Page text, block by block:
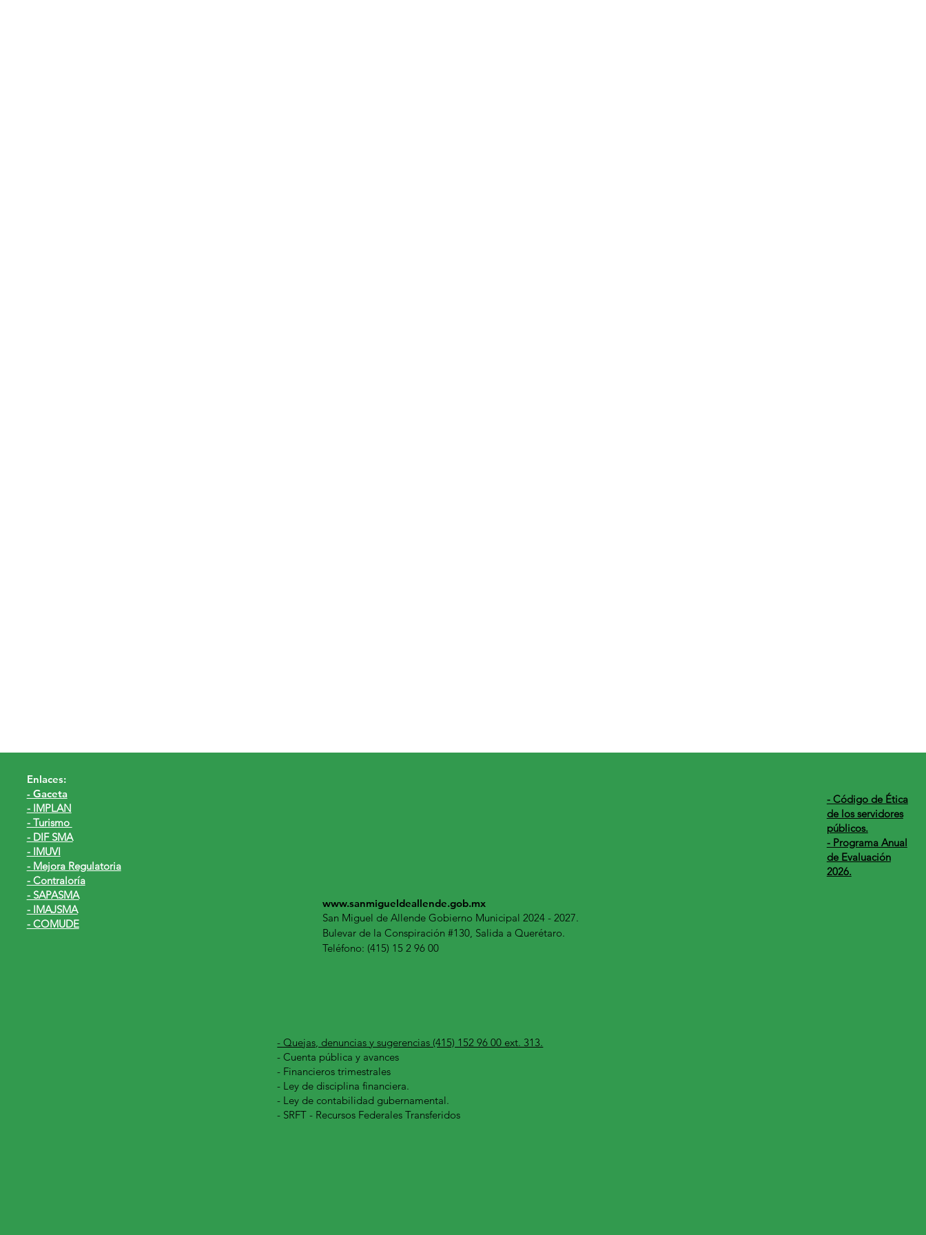
Enlaces:
- Gaceta
- IMPLAN
- Turismo
- DIF SMA
- IMUVI
- Mejora Regulatoria
- Contraloría
- SAPASMA
- IMAJSMA
- COMUDE
www.sanmigueldeallende.gob.mx
San Miguel de Allende Gobierno Municipal 2024 - 2027.
Bulevar de la Conspiración #130, Salida a Querétaro.
Teléfono: (415) 15 2 96 00
- Quejas, denuncias y sugerencias (415) 152 96 00 ext. 313.
-Cuenta pública y avances
- Financieros trimestrales
- Ley de disciplina financiera.
- Ley de contabilidad gubernamental.
- SRFT - Recursos Federales Transferidos
​- Código de Ética
de los servidores
públicos.
- Programa Anual
de Evaluación
2026.